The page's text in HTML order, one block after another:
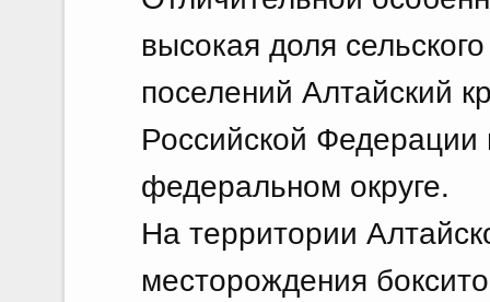
высокая доля
поселений Алтайский
Российской
федеральном округе.
На территории
месторождения